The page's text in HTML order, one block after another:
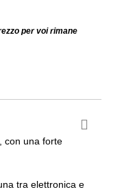
per voi rimane
con una forte
tra elettronica e